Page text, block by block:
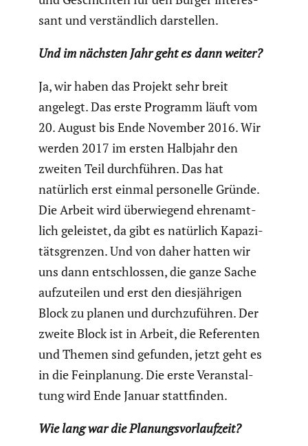
sant und verständ­lich darstellen.
Und im nächsten Jahr geht es dann weiter?
Ja, wir haben das Projekt sehr breit
angelegt. Das erste Programm läuft vom
20. August bis Ende November 2016. Wir
werden 2017 im ersten Halbjahr den
zweiten Teil durch­führen. Das hat
natürlich erst einmal perso­nelle Gründe.
Die Arbeit wird überwie­gend ehren­amt­
lich geleistet, da gibt es natürlich Kapazi­
täts­grenzen. Und von daher hatten wir
uns dann entschlossen, die ganze Sache
aufzu­teilen und erst den diesjäh­rigen
Block zu planen und durch­zu­führen. Der
zweite Block ist in Arbeit, die Referenten
und Themen sind gefunden, jetzt geht es
in die Feinpla­nung. Die erste Veran­stal­
tung wird Ende Januar statt­finden.
Wie lang war die Planungs­vor­lauf­zeit?